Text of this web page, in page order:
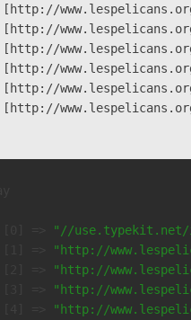
[http://
[http://
[http://
[http://
[http://
[http://
"//
"http://
"http://
"http://
"http://